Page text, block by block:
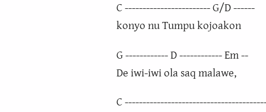
C ------------------------ G/D ------
konyo nu Tumpu kojoakon
G ------------ D ------------ Em --
De iwi-iwi ola saq malawe,
C